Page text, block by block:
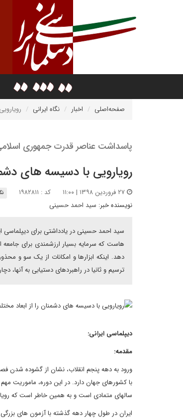
صفحه‌اصلی اخبار نگاه ایرانی
پاسداشت عناصر قدرت جمهوری
رویارویی با دسیسه های
کد : ۱۹۸۲۸۱۱
نویسنده خبر: سید احمد حسینی
سید احمد حسینی در یادداشتی برای دیپلماسی
هاست که سرمایه بسیار ارزشمندی برای جامعه
دهد. اینکه ابزارها و امکانات از یک سو و
ترسیم و ثانیا در راهبردهای دستیابی به آنها،
دیپلماسی ایرانی:
مقدمه:
ورود به دهه پنجم انقلاب، نشان از گشوده شدن
با کشورهای جهان دارد. در این دوره، ماموریت
سالهای متمادی است و به همین خاطر است که
ایران در طول چهار دهه گذشته با آزمون های